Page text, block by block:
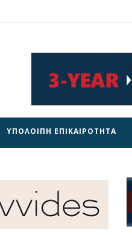
ΥΠΟΛΟΙΠΗ ΕΠΙΚΑΙΡΟΤΗΤΑ